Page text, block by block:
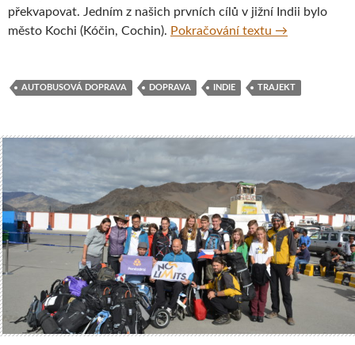
překvapovat. Jedním z našich prvních cílů v jižní Indii bylo
město Kochi (Kóčin, Cochin). Pokračování textu Pobřežní
→
AUTOBUSOVÁ DOPRAVA DOPRAVA INDIE TRAJEKT